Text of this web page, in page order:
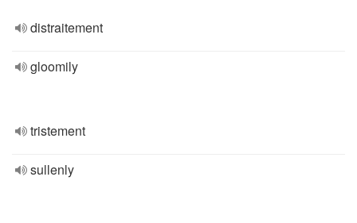
distraitement
gloomily
tristement
sullenly